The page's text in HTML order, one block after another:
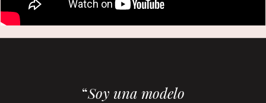
“Soy una modelo